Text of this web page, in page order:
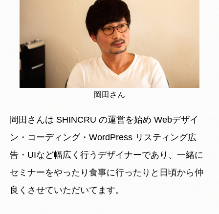
岡田さん
岡田さんは SHINCRU の運営を始め Webデザイ
ン・コーディング・WordPress リスティング広
告・UIなど幅広く行うデザイナーであり、一緒に
セミナーをやったり食事に行ったりと日頃から仲
良くさせていただいてます。